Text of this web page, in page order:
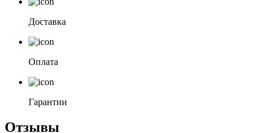
Доставка
Оплата
Гарантии
Отзывы